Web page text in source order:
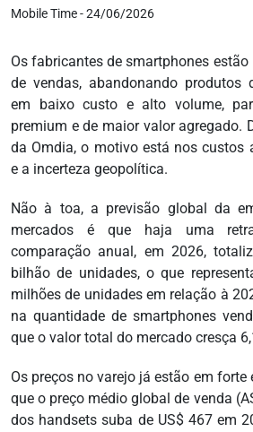
Mobile Time - 24/06/2026
Os fabricantes de smartphones
de vendas, abandonando produtos
em baixo custo e alto volume,
premium e de maior valor agregado.
da Omdia, o motivo está nos custos
e a incerteza geopolítica.
Não à toa, a previsão global da
mercados é que haja uma
comparação anual, em 2026,
bilhão de unidades, o que
milhões de unidades em relação à
na quantidade de smartphones
que o valor total do mercado cresça
Os preços no varejo já estão em forte
que o preço médio global de venda
dos handsets suba de US$ 467 em